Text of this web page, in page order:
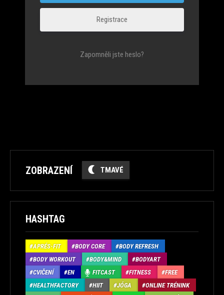
Registrace
Zapomněli jste heslo?
ZOBRAZENÍ TMAVÉ
HASHTAG
APRÉS-FIT BODY CORE
BODY REFRESH
BODY WORKOUT
BODY&MIND
BODYART
CVIČENÍ
EN FITCAST FITNESS
FREE
HEALTHFACTORY
HIIT JÓGA
ONLINE TRÉNINK